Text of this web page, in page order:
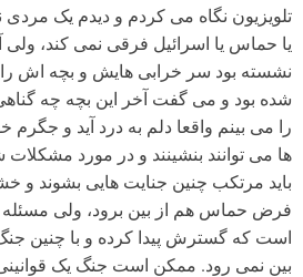
تلویزیون نگاه می کردم و دیدم یک مردی
یا حماس یا اسرائیل فرقی نمی کند، ولی
نشسته بود سر خرابی هایش و بچه اش
شده بود و می گفت آخر این بچه چه
را می بینم واقعا دلم به درد آید و
ها می توانند بنشینند و در مورد مشکلات
باید مرتکب چنین جنایت هایی بشوند و
فرض حماس هم از بین برود، ولی
است که گسترش پیدا کرده و با چنین
بین نمی رود. ممکن است جنگ یک